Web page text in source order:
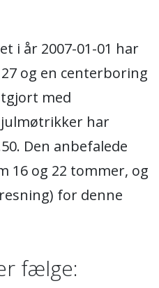
i år 2007-01-01 har
og en centerboring
med
har
Den anbefalede
16 og 22 tommer, og
for denne
fælge: